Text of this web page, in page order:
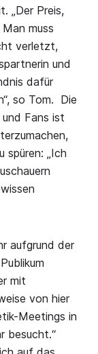
„Der Preis,
muss
verletzt,
und
dafür
so Tom. Die
Fans ist
spüren: „Ich
aufgrund der
mit
von hier
Meetings in
besucht.“